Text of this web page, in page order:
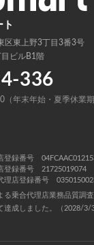
東上野3丁目3番3号
目ビルB1階
336
年末年始・夏季休業期
録番号
登録番号 21725019074
理店登録番号
る乗合代理店業務品質調
達成しました。（2028/3/